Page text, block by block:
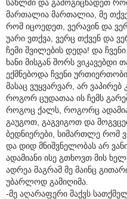
სახლში და გამოგიცხადეთ
მართალია მართალია, მე
რომ იცოედეთ, ვერავინ და
უარი ვთქვა, ვერც თქვენ და
ჩემი შვილების დედა! და
ხანი მისგან შორს
ექმნებოდა ჩვენი
მასაც ვუყვარვარ, არ
როგორ ცუდათაა ის ჩემს
როგოც ქალს, როგორც
გაუგოთ, გაგვიგოთ და
ბედნიერები, სიმართლე რომ
და დიდ მნიშვნელობას არ
ადამიანი ისე გთხოვთ მის
ადრეა მაგრამ მე მაინც
უბარლოდ გამიღიმა.
-მე აღარაფერი მაქვს